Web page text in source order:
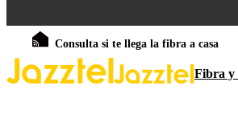
Consulta si te llega la fibra a casa
Fibra y